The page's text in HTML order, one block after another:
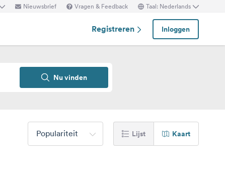
Nieuwsbrief Vragen & Feedback Taal: Nederlands
Registreren Inloggen
Nu vinden
Populariteit Lijst Kaart